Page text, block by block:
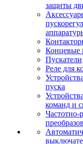
защиты
Концевые
Пускатели
Реле для
пуска
команд и
Частотно-